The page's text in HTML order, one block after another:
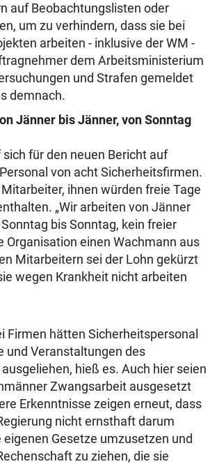
auf Beobachtungslisten oder
um zu verhindern, dass sie bei
arbeiten - inklusive der WM -
dem Arbeitsministerium
und Strafen gemeldet
demnach.
Jänner bis Jänner, von Sonntag
für den neuen Bericht auf
von acht Sicherheitsfirmen.
ihnen würden freie Tage
„Wir arbeiten von Jänner
bis Sonntag, kein freier
Organisation einen Wachmann aus
Mitarbeitern sei der Lohn gekürzt
wegen Krankheit nicht arbeiten
Firmen hätten Sicherheitspersonal
und Veranstaltungen des
hieß es. Auch hier seien
Zwangsarbeit ausgesetzt
Erkenntnisse zeigen erneut, dass
nicht ernsthaft darum
eigenen Gesetze umzusetzen und
zu ziehen, die sie